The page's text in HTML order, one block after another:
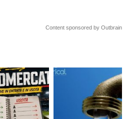
Content sponsored by Outbrain